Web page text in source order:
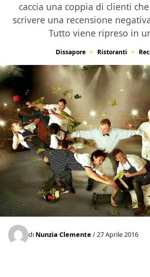
caccia una coppia di clienti
scrivere una recensione
Tutto viene ripreso in
Dissapore Ristoranti
di Nunzia Clemente / 27 Aprile 2016